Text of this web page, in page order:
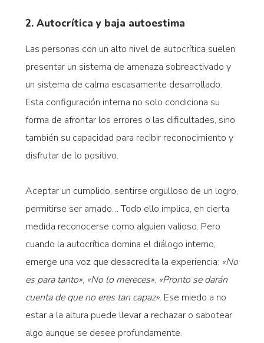
2. Autocrítica y baja autoestima
Las personas con un alto nivel de autocrítica suelen
presentar un sistema de amenaza sobreactivado y
un sistema de calma escasamente desarrollado.
Esta configuración interna no solo condiciona su
forma de afrontar los errores o las dificultades, sino
también su capacidad para recibir reconocimiento y
disfrutar de lo positivo.
Aceptar un cumplido, sentirse orgulloso de un logro,
permitirse ser amado… Todo ello implica, en cierta
medida reconocerse como alguien valioso. Pero
cuando la autocrítica domina el diálogo interno,
emerge una voz que desacredita la experiencia: «No
es para tanto», «No lo mereces», «Pronto se darán
cuenta de que no eres tan capaz». Ese miedo a no
estar a la altura puede llevar a rechazar o sabotear
algo aunque se desee profundamente.